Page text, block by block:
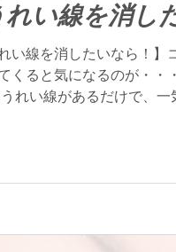
れい線を消し
れい線を消したいなら！】
くると気になるのが・・
れい線があるだけで、一